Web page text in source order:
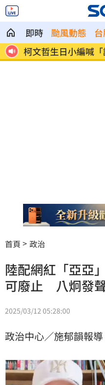
即時 颱風動態
色 柯文哲生日小編喊
首頁 政治
陸配網紅「亞亞
可廢止 八炯發
2025/03/12 05:28:00
政治中心／施郁韻報導